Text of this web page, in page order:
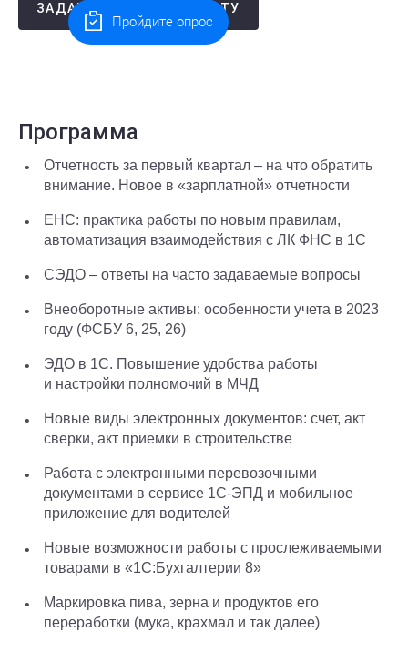
ЗАДАТЬ ВОПРОС ЭКСПЕРТУ
Программа
Отчетность за первый квартал – на что обратить
внимание. Новое в «зарплатной» отчетности
ЕНС: практика работы по новым правилам,
автоматизация взаимодействия с ЛК ФНС в 1С
СЭДО – ответы на часто задаваемые вопросы
Внеоборотные активы: особенности учета в 2023
году (ФСБУ 6, 25, 26)
ЭДО в 1С. Повышение удобства работы
и настройки полномочий в МЧД
Новые виды электронных документов: счет, акт
сверки, акт приемки в строительстве
Работа с электронными перевозочными
документами в сервисе 1С-ЭПД и мобильное
приложение для водителей
Новые возможности работы с прослеживаемыми
товарами в «1С:Бухгалтерии 8»
Маркировка пива, зерна и продуктов его
переработки (мука, крахмал и так далее)
Пройдите опрос